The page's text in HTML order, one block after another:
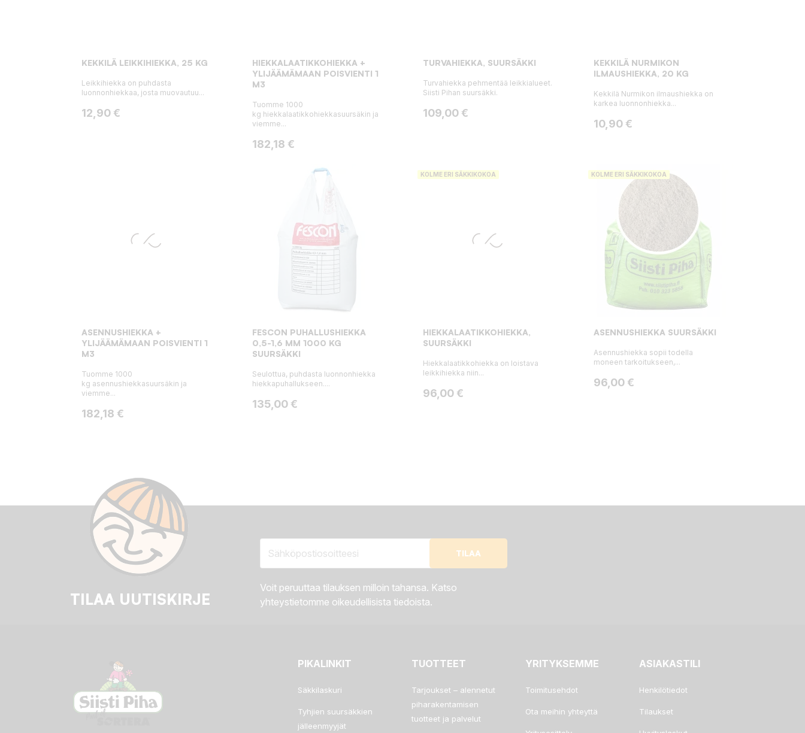
KEKKILÄ LEIKKIHIEKKA, 25 KG
Leikkihiekka on puhdasta
luonnonhiekkaa, josta muovautuu...
Hinta
12,90 €
HIEKKALAATIKKOHIEKKA +
YLIJÄÄMÄMAAN POISVIENTI 1
M3
Tuomme 1000
kg hiekkalaatikkohiekkasuursäkin ja
viemme...
Hinta
182,18 €
TURVAHIEKKA, SUURSÄKKI
Turvahiekka pehmentää leikkialueet.
Siisti Pihan suursäkki.
Hinta
109,00 €
KEKKILÄ NURMIKON
ILMAUSHIEKKA, 20 KG
Kekkilä Nurmikon ilmaushiekka on
karkea luonnonhiekka...
Hinta
10,90 €
ASENNUSHIEKKA +
YLIJÄÄMÄMAAN POISVIENTI 1
M3
Tuomme 1000
kg asennushiekkasuursäkin ja
viemme...
Hinta
182,18 €
FESCON PUHALLUSHIEKKA
0,5-1,6 MM 1000 KG
SUURSÄKKI
Seulottua, puhdasta luonnonhiekka
hiekkapuhallukseen....
Hinta
135,00 €
KOLME ERI SÄKKIKOKOA
HIEKKALAATIKKOHIEKKA,
SUURSÄKKI
Hiekkalaatikkohiekka on loistava
leikkihiekka niin...
Hinta
96,00 €
KOLME ERI SÄKKIKOKOA
ASENNUSHIEKKA SUURSÄKKI
Asennushiekka sopii todella
moneen tarkoitukseen,...
Hinta
96,00 €
TILAA UUTISKIRJE
Voit peruuttaa tilauksen milloin tahansa. Katso
yhteystietomme oikeudellisista tiedoista.
PIKALINKIT
Säkkilaskuri
Tyhjien suursäkkien
jälleenmyyjät
TUOTTEET
Tarjoukset – alennetut
piharakentamisen
tuotteet ja palvelut
YRITYKSEMME
Toimitusehdot
Ota meihin yhteyttä
ASIAKASTILI
Henkilötiedot
Tilaukset